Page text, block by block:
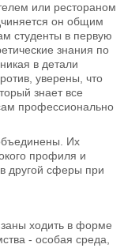
или рестораном
он общим
студенты в первую
знания по
в детали
уверены, что
знает все
профессионально
Их
профиля и
другой сферы при
ходить в форме
- особая среда,